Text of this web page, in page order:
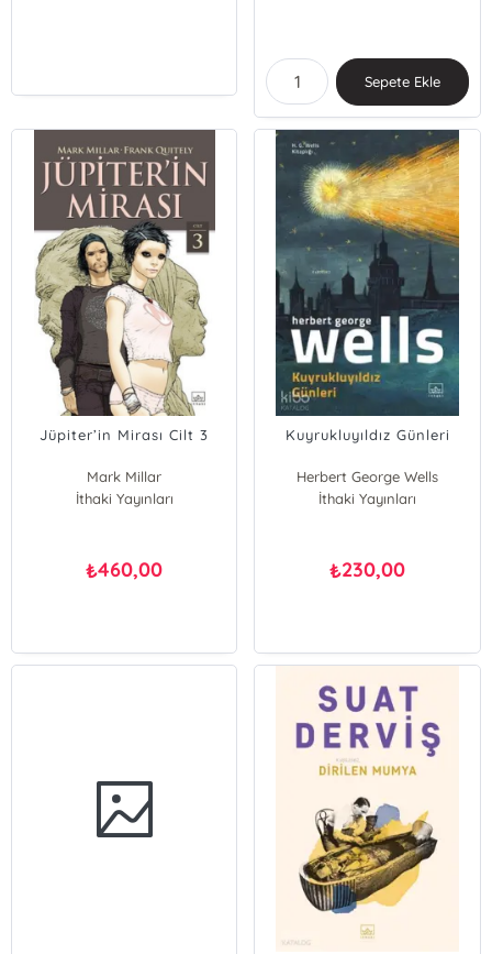
Sepete Ekle
Jüpiter’in Mirası Cilt 3
Mark Millar
İthaki Yayınları
₺460,00
Kuyrukluyıldız Günleri
Herbert George Wells
İthaki Yayınları
₺230,00